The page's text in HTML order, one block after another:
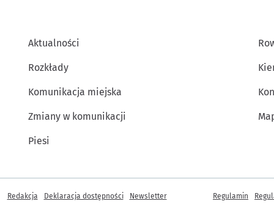
Aktualności
Rozkłady
Komunikacja miejska
Zmiany w komunikacji
Piesi
Inne informacje
Redakcja Deklaracja dostępności Newsletter Regulamin